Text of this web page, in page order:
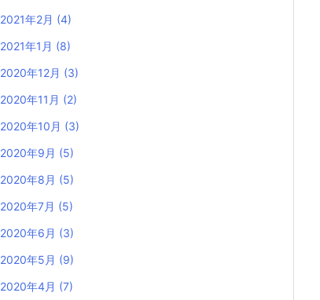
2021年2月 (4)
2021年1月 (8)
2020年12月 (3)
2020年11月 (2)
2020年10月 (3)
2020年9月 (5)
2020年8月 (5)
2020年7月 (5)
2020年6月 (3)
2020年5月 (9)
2020年4月 (7)